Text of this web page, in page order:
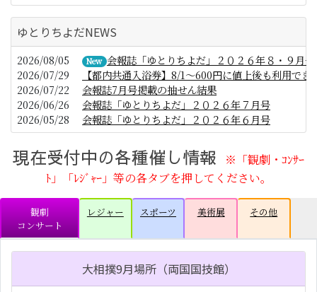
ゆとりちよだNEWS
2026/08/05 New 会報誌「ゆとりちよだ」２０２６年８・９月号
2026/07/29
【都内共通入浴券】8/1～600円に値上後も利用でき
2026/07/22
会報誌7月号掲載の抽せん結果
2026/06/26
会報誌「ゆとりちよだ」２０２６年７月号
2026/05/28
会報誌「ゆとりちよだ」２０２６年６月号
2026/05/25
【リソル 宿泊サポートダイヤル】の修正
現在受付中の各種催し情報
※「観劇・ｺﾝｻｰ
ﾄ」「ﾚｼﾞｬｰ」等の各タブを押してください。
観劇
コンサート
レジャー スポーツ 美術展 その他
大相撲9月場所（両国国技館）